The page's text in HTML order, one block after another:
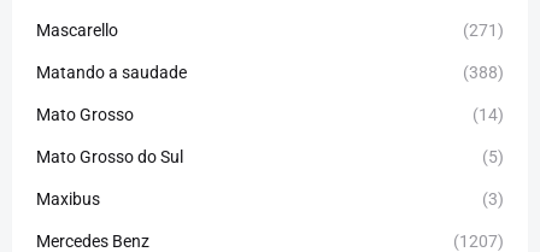
Mascarello (271)
Matando a saudade (388)
Mato Grosso (14)
Mato Grosso do Sul (5)
Maxibus (3)
Mercedes Benz (1207)